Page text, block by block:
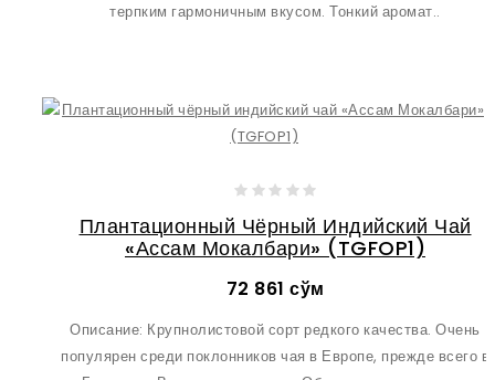
терпким гармоничным вкусом. Тонкий аромат..
Плантационный Чёрный Индийский Чай
«Ассам Мокалбари» (TGFOP1)
72 861 сўм
Описание: Крупнолистовой сорт редкого качества. Очень
популярен среди поклонников чая в Европе, прежде всего в